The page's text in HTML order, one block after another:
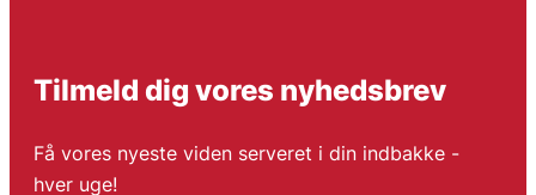
Tilmeld dig vores nyhedsbrev
Få vores nyeste viden serveret i din indbakke -
hver uge!